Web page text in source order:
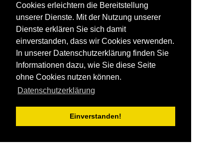
Cookies erleichtern die Bereitstellung
unserer Dienste. Mit der Nutzung unserer
Dienste erklären Sie sich damit
einverstanden, dass wir Cookies verwenden.
In unserer Datenschutzerklärung finden Sie
Informationen dazu, wie Sie diese Seite
ohne Cookies nutzen können.
Datenschutzerklärung
Einverstanden!
Bolonia
Kap Trafalgar
Düne von Bolonia